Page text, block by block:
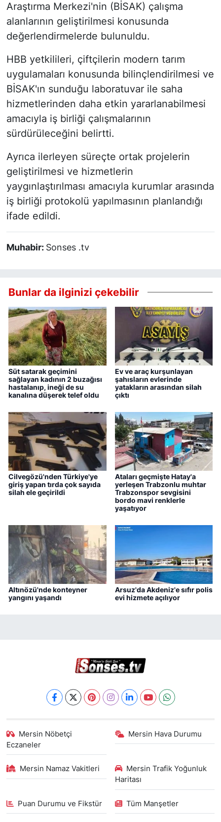
Araştırma Merkezi'nin (BİSAK) çalışma
alanlarının geliştirilmesi konusunda
değerlendirmelerde bulunuldu.
HBB yetkilileri, çiftçilerin modern tarım
uygulamaları konusunda bilinçlendirilmesi ve
BİSAK'ın sunduğu laboratuvar ile saha
hizmetlerinden daha etkin yararlanabilmesi
amacıyla iş birliği çalışmalarının
sürdürüleceğini belirtti.
Ayrıca ilerleyen süreçte ortak projelerin
geliştirilmesi ve hizmetlerin
yaygınlaştırılması amacıyla kurumlar arasında
iş birliği protokolü yapılmasının planlandığı
ifade edildi.
Muhabir: Sonses .tv
Bunlar da ilginizi çekebilir
Süt satarak geçimini
sağlayan kadının 2 buzağısı
hastalanıp, ineği de su
kanalına düşerek telef oldu
Ev ve araç kurşunlayan
şahısların evlerinde
yatakların arasından silah
çıktı
Cilvegözü'nden Türkiye'ye
giriş yapan tırda çok sayıda
silah ele geçirildi
Ataları geçmişte Hatay'a
yerleşen Trabzonlu muhtar
Trabzonspor sevgisini
bordo mavi renklerle
yaşatıyor
Altınözü'nde konteyner
yangını yaşandı
Arsuz'da Akdeniz'e sıfır polis
evi hizmete açılıyor
Mersin Nöbetçi
Eczaneler
Mersin Hava Durumu
Mersin Namaz Vakitleri
Mersin Trafik Yoğunluk
Haritası
Puan Durumu ve Fikstür Tüm Manşetler